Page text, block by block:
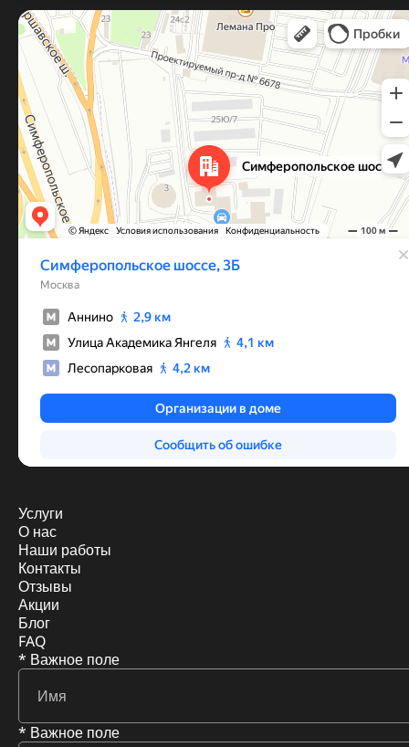
Услуги
О нас
Наши работы
Контакты
Отзывы
Акции
Блог
FAQ
* Важное поле
* Важное поле